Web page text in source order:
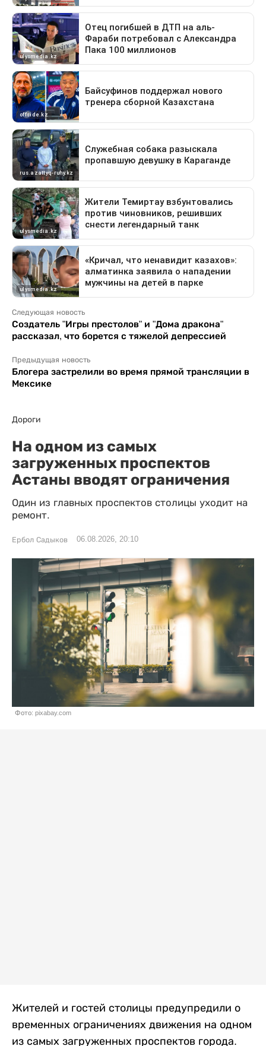
Следующая новость
Создатель "Игры престолов" и "Дома дракона"
рассказал, что борется с тяжелой депрессией
Предыдущая новость
Блогера застрелили во время прямой трансляции в
Мексике
Дороги
На одном из самых
загруженных проспектов
Астаны вводят ограничения
Один из главных проспектов столицы уходит на
ремонт.
Ербол Садыков 06.08.2026, 20:10
Фото: pixabay.com
Жителей и гостей столицы предупредили о
временных ограничениях движения на одном
из самых загруженных проспектов города.